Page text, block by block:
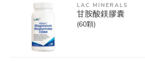
LAC MINERALS
甘胺酸鎂膠囊
(60顆)